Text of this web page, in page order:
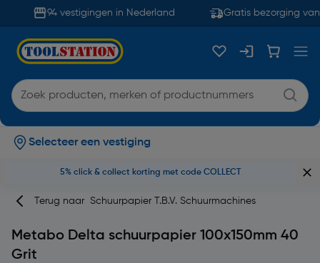
94 vestigingen in Nederland Gratis bezorging
Selecteer een vestiging
5% click & collect korting met code COLLECT
Terug naar Schuurpapier T.b.v. Schuurmachines
Metabo Delta schuurpapier 100x150mm 40
Grit